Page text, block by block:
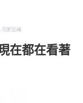
在都在看著